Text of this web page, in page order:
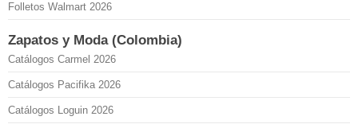
Folletos Walmart 2026
Zapatos y Moda (Colombia)
Catálogos Carmel 2026
Catálogos Pacifika 2026
Catálogos Loguin 2026